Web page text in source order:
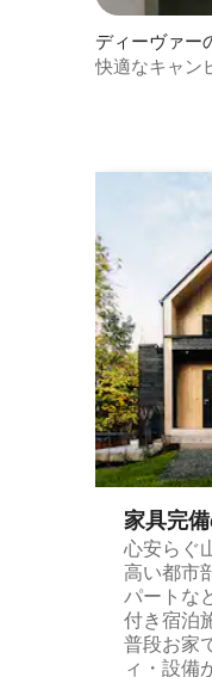
ディーヴァー
ー・RV
快適なキャン
家具完
心安らぐ
高い都市
パートな
付き宿泊
普段お家
ィ・設備